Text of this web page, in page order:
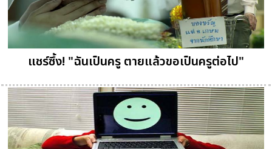
แชร์ซึ้ง! "ฉันเป็นครู ตายแล้วขอเป็นครูต่อไป"